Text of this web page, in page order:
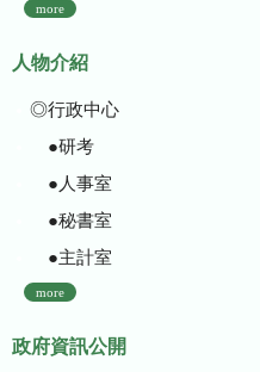
more
人物介紹
◎行政中心
●研考
●人事室
●秘書室
●主計室
more
政府資訊公開